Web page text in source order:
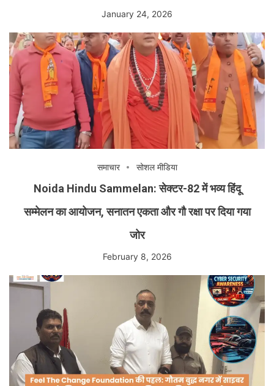
January 24, 2026
समाचार सोशल मीडिया
Noida Hindu Sammelan: सेक्टर-82 में भव्य हिंदू
सम्मेलन का आयोजन, सनातन एकता और गौ रक्षा पर दिया गया
जोर
February 8, 2026